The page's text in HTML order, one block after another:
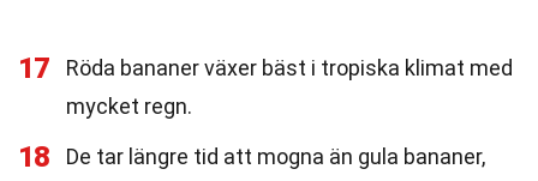
17
Röda bananer växer bäst i tropiska klimat med
mycket regn.
18
De tar längre tid att mogna än gula bananer,